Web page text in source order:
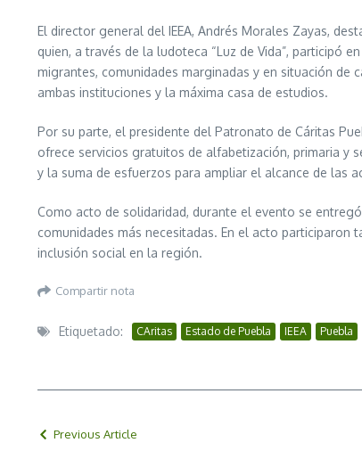
El director general del IEEA, Andrés Morales Zayas,
quien, a través de la ludoteca “Luz de Vida”, participó
migrantes, comunidades marginadas y en situación de
ambas instituciones y la máxima casa de estudios.
Por su parte, el presidente del Patronato de Cáritas
ofrece servicios gratuitos de alfabetización, primaria y
y la suma de esfuerzos para ampliar el alcance de las
Como acto de solidaridad, durante el evento se
comunidades más necesitadas. En el acto participaron
inclusión social en la región.
Compartir nota
Etiquetado: CAritas Estado de Puebla IEEA Puebla
Previous Article